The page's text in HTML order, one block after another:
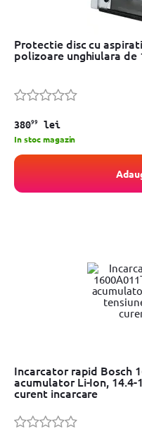
Protectie disc cu
polizoare unghiulara de
38099 lei
In stoc magazin
Incarcator rapid Bosch
acumulator Li-Ion, 14.4-
curent incarcare